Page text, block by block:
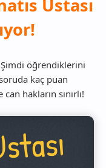
Ustası
öğrendiklerini
kaç puan
hakların sınırlı!